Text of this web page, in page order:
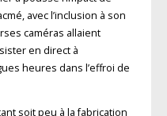
avec l’inclusion à son
caméras allaient
en direct à
heures dans l’effroi de
soit peu à la fabrication